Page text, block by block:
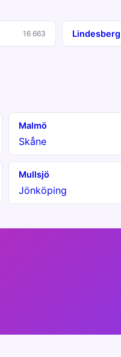
16 663 Lindesberg
Malmö
Skåne
Mullsjö
Jönköping